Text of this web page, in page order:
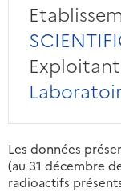
Les données
(au 31 décembre
radioactifs